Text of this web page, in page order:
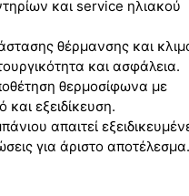
και service ηλιακού
θέρμανσης και
και ασφάλεια.
θερμοσίφωνα με
και εξειδίκευση.
απαιτεί
για άριστο αποτέλεσμα.